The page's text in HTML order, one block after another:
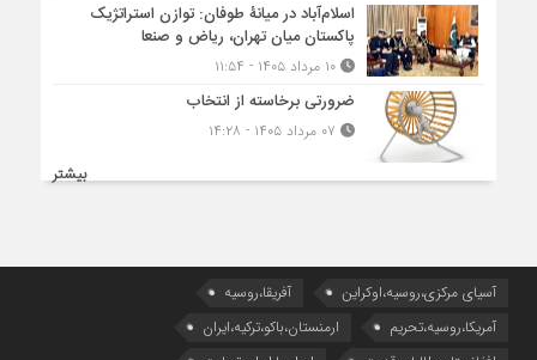
اسلام‌آباد در میانۀ طوفان: توازن استراتژیک
پاکستان میان تهران، ریاض و صنعا
۱۰ مرداد ۱۴۰۵ - ۱۱:۵۴
ضرورتی برخاسته از انتخاب
بیشتر
آسیای مرکزی،روسیه،اوکراین
آفریقا،روسیه
آمریکا،روسیه،تحریم
ارمنستان،باکو،ترکیه،ایران